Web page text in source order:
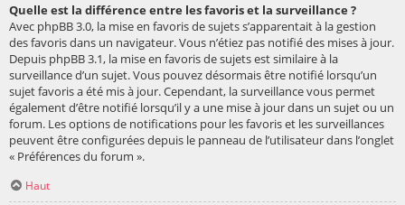
Quelle est la différence entre les favoris et la surveillance ?
Avec phpBB 3.0, la mise en favoris de sujets s’apparentait à la gestion
des favoris dans un navigateur. Vous n’étiez pas notifié des mises à jour.
Depuis phpBB 3.1, la mise en favoris de sujets est similaire à la
surveillance d’un sujet. Vous pouvez désormais être notifié lorsqu’un
sujet favoris a été mis à jour. Cependant, la surveillance vous permet
également d’être notifié lorsqu’il y a une mise à jour dans un sujet ou un
forum. Les options de notifications pour les favoris et les surveillances
peuvent être configurées depuis le panneau de l’utilisateur dans l’onglet
« Préférences du forum ».
Haut